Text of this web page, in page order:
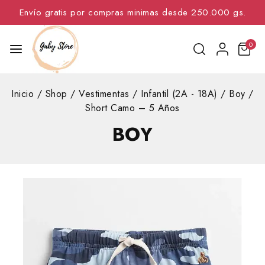
Envío gratis por compras minimas desde 250.000 gs.
0
Inicio / Shop / Vestimentas / Infantil (2A - 18A) / Boy /
Short Camo – 5 Años
BOY